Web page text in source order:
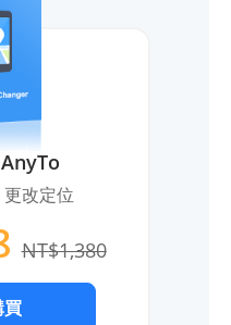
改定位
NT$1,380
買